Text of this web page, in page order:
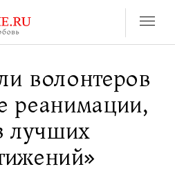
волонтеров
реанимации,
лучших